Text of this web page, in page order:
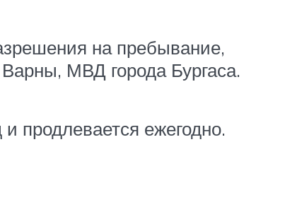
на пребывание,
МВД города Бургаса.
продлевается ежегодно.